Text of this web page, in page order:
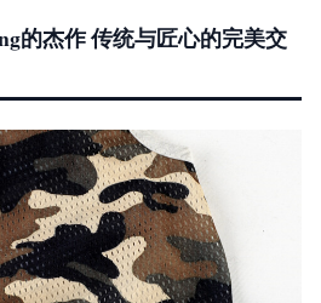
的杰作 传统与匠心的完美交